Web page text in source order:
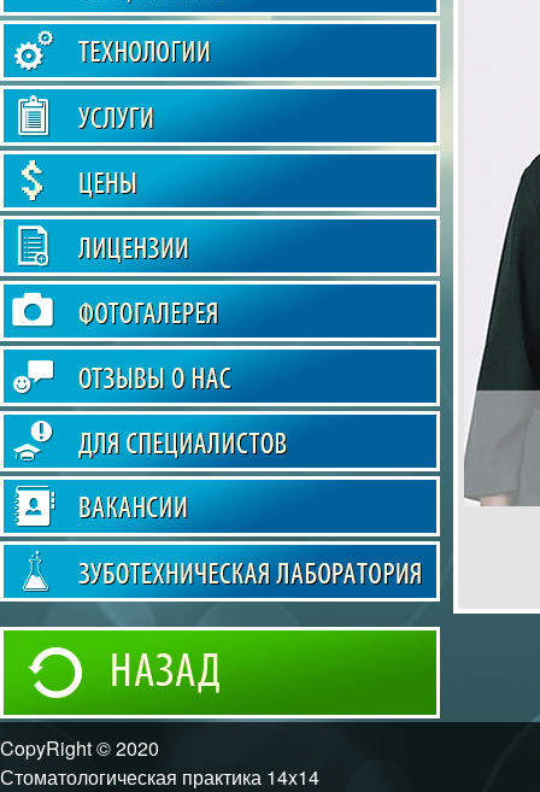
CopyRight © 2020
Стоматологическая практика 14x14